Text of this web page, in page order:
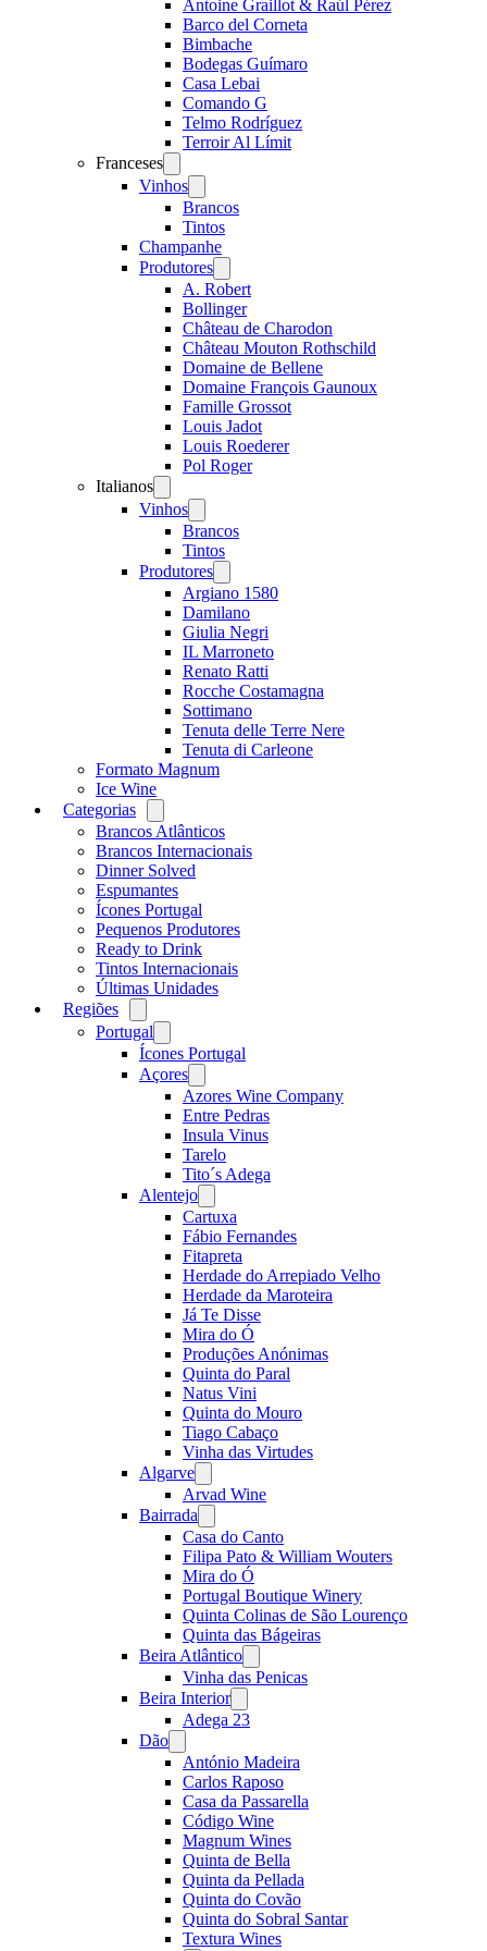
Antoine Graillot & Raúl Pérez
Barco del Corneta
Bimbache
Bodegas Guímaro
Casa Lebai
Comando G
Telmo Rodríguez
Terroir Al Límit
Franceses
menu
Vinhos
menu
Brancos
Tintos
Champanhe
Produtores
menu
A. Robert
Bollinger
Château de Charodon
Château Mouton Rothschild
Domaine de Bellene
Domaine François Gaunoux
Famille Grossot
Louis Jadot
Louis Roederer
Pol Roger
Italianos
menu
Vinhos
menu
Brancos
Tintos
Produtores
menu
Argiano 1580
Damilano
Giulia Negri
IL Marroneto
Renato Ratti
Rocche Costamagna
Sottimano
Tenuta delle Terre Nere
Tenuta di Carleone
Formato Magnum
Ice Wine
Categorias
menu
Brancos Atlânticos
Brancos Internacionais
Dinner Solved
Espumantes
Ícones Portugal
Pequenos Produtores
Ready to Drink
Tintos Internacionais
Últimas Unidades
Regiões
menu
Portugal
menu
Ícones Portugal
Açores
menu
Azores Wine Company
Entre Pedras
Insula Vinus
Tarelo
Tito´s Adega
Alentejo
menu
Cartuxa
Fábio Fernandes
Fitapreta
Herdade do Arrepiado Velho
Herdade da Maroteira
Já Te Disse
Mira do Ó
Produções Anónimas
Quinta do Paral
Natus Vini
Quinta do Mouro
Tiago Cabaço
Vinha das Virtudes
Algarve
menu
Arvad Wine
Bairrada
menu
Casa do Canto
Filipa Pato & William Wouters
Mira do Ó
Portugal Boutique Winery
Quinta Colinas de São Lourenço
Quinta das Bágeiras
Beira Atlântico
menu
Vinha das Penicas
Beira Interior
menu
Adega 23
Dão
menu
António Madeira
Carlos Raposo
Casa da Passarella
Código Wine
Magnum Wines
Quinta de Bella
Quinta da Pellada
Quinta do Covão
Quinta do Sobral Santar
Textura Wines